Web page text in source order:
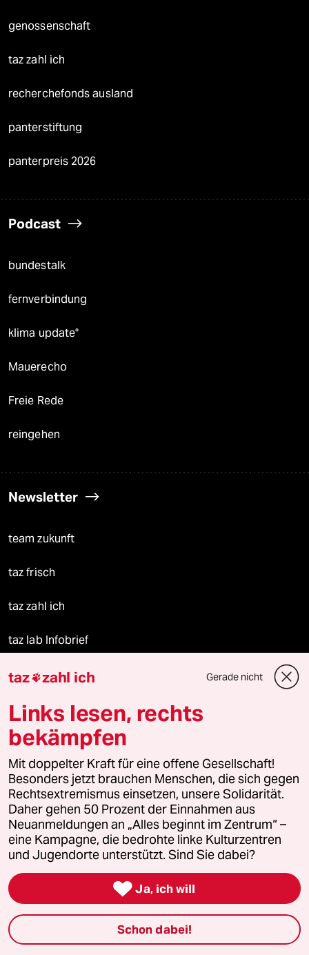
genossenschaft
taz zahl ich
recherchefonds ausland
panterstiftung
panterpreis 2026
Podcast
bundestalk
fernverbindung
klima update°
Mauerecho
Freie Rede
reingehen
Newsletter
team zukunft
taz frisch
taz zahl ich
taz lab Infobrief
Veranstaltungen
Demnächst
Vor Ort
Live im Stream
Vergangene
taz lab 2027
Mehr taz Lesestoff
taz zahl ich Gerade nicht
Links lesen, rechts
bekämpfen
Mit doppelter Kraft für eine offene Gesellschaft!
Besonders jetzt brauchen Menschen, die sich gegen
Rechtsextremismus einsetzen, unsere Solidarität.
Daher gehen 50 Prozent der Einnahmen aus
Neuanmeldungen an „Alles beginnt im Zentrum“ –
eine Kampagne, die bedrohte linke Kulturzentren
und Jugendorte unterstützt. Sind Sie dabei?
 Ja, ich will
Schon dabei!